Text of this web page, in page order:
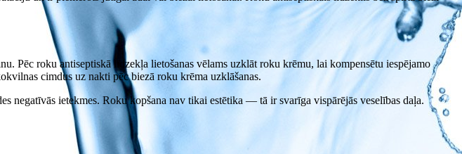
Pēc roku antiseptiskā līdzekļa lietošanas vēlams uzklāt roku krēmu, lai kompensētu iespējamo
cimdus uz nakti pēc biezā roku krēma uzklāšanas.
negatīvās ietekmes. Roku kopšana nav tikai estētika — tā ir svarīga vispārējās veselības daļa.